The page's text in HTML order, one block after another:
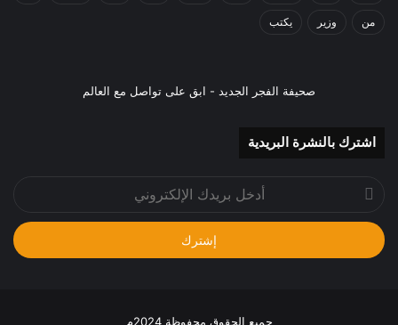
من وزير يكتب
صحيفة الفجر الجديد - ابق على تواصل مع العالم
اشترك بالنشرة البريدية
بريدك
الإلكتروني
جميع الحقوق محفوظة 2024م